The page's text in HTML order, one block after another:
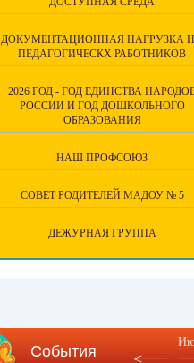
ДОКУМЕНТАЦИОННАЯ НАГРУЗКА
ПЕДАГОГИЧЕСКХ РАБОТНИКОВ
2026 ГОД - ГОД ЕДИНСТВА
РОССИИ И ГОД ДОШКОЛЬНОГО
ОБРАЗОВАНИЯ
НАШ ПРОФСОЮЗ
СОВЕТ РОДИТЕЛЕЙ МАДОУ № 5
ДЕЖУРНАЯ ГРУППА
События